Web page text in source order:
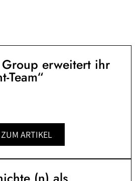
erweitert ihr
Team“
ZUM ARTIKEL